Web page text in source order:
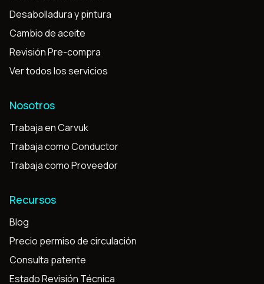
Desabolladura y pintura
Cambio de aceite
Revisión Pre-compra
Ver todos los servicios
Nosotros
Trabaja en Carvuk
Trabaja como Conductor
Trabaja como Proveedor
Recursos
Blog
Precio permiso de circulación
Consulta patente
Estado Revisión Técnica